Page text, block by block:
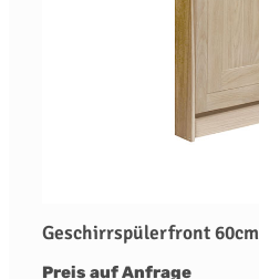
Geschirrspülerfront 60cm
Preis auf Anfrage